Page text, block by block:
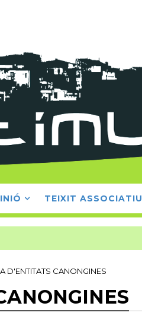
TEIXIT ASSOCIATIU
D'ENTITATS CANONGINES